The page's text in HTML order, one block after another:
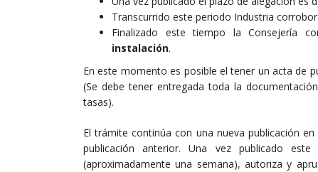
Transcurrido este periodo Industria
Finalizado este tiempo la Consejería
instalación.
En este momento es posible el tener un acta de
(Se debe tener entregada toda la
tasas).
El trámite continúa con una nueva publicación
publicación anterior. Una vez publicado
(aproximadamente una semana), autoriza y